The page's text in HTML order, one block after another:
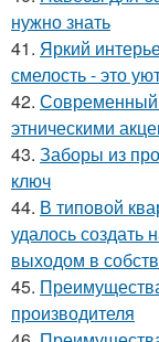
нужно знать
41. Яркий
смелость - это
42. Современный
этническими
43. Заборы из
ключ
44. В типовой
удалось создать
выходом в
45.
производителя